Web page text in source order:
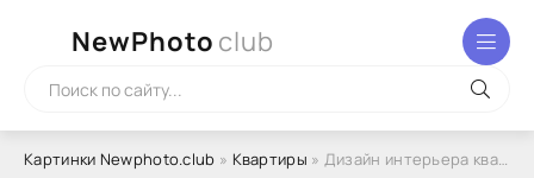
NewPhoto club
Картинки Newphoto.club » Квартиры » Дизайн интерьера квартиры студии в стиле минимализм (83 фото)